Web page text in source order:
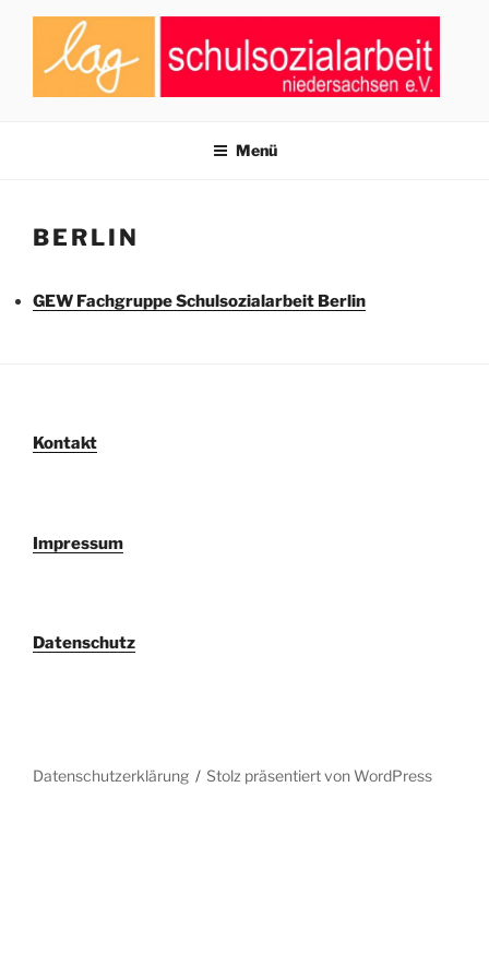
Zum
springen
NIEDERSACHSEN E.V.
Menü
BERLIN
GEW Fachgruppe Schulsozialarbeit Berlin
Kontakt
Impressum
Datenschutz
Datenschutzerklärung Stolz präsentiert von WordPress